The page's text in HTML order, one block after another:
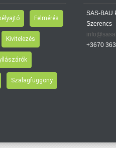
Felmérés
Kivitelezés
Szalagfüggöny
SAS-BAU
Szerencs
+3670